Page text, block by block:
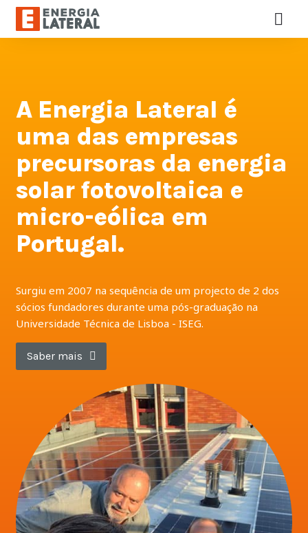
A Energia Lateral é
uma das empresas
precursoras da energia
solar fotovoltaica e
micro-eólica em
Portugal.
Surgiu em 2007 na sequência de um projecto de 2 dos
sócios fundadores durante uma pós-graduação na
Universidade Técnica de Lisboa - ISEG.
Saber mais